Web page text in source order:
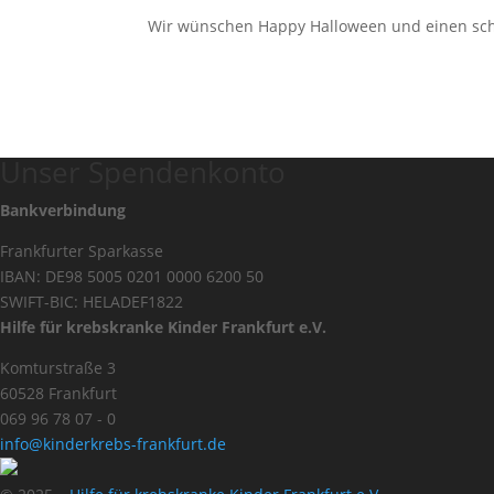
Wir wünschen Happy Halloween und einen
Bankverbindung
Frankfurter Sparkasse
IBAN: DE98 5005 0201 0000 6200 50
SWIFT-BIC: HELADEF1822
Hilfe für krebskranke Kinder Frankfurt e.V.
Komturstraße 3
60528 Frankfurt
069 96 78 07 - 0
info@kinderkrebs-frankfurt.de